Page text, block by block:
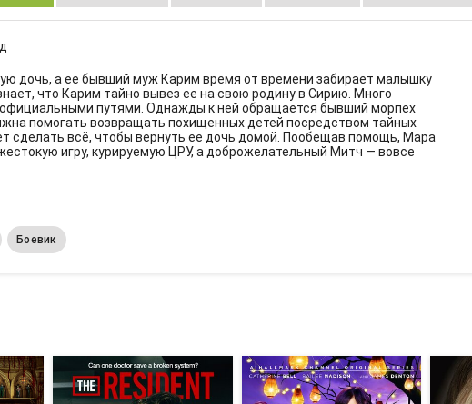
дочь, а ее бывший муж Карим время от времени забирает малышку
что Карим тайно вывез ее на свою родину в Сирию. Много
путями. Однажды к ней обращается бывший морпех
помогать возвращать похищенных детей посредством тайных
сделать всё, чтобы вернуть ее дочь домой. Пообещав помощь, Мара
игру, курируемую ЦРУ, а доброжелательный Митч — вовсе
Боевик